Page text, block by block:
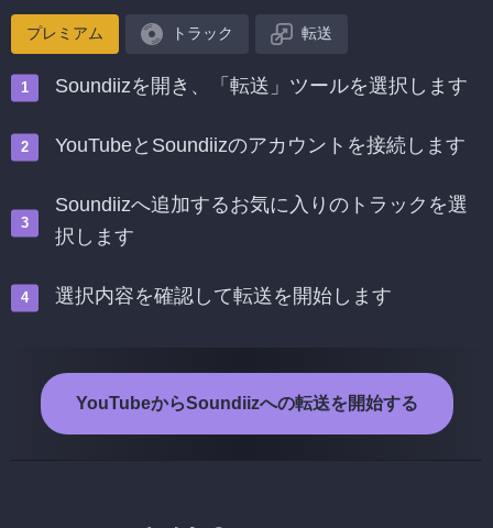
プレミアム トラック 転送
Soundiizを開き、「転送」ツールを選択します
YouTubeとSoundiizのアカウントを接続します
Soundiizへ追加するお気に入りのトラックを選
択します
選択内容を確認して転送を開始します
YouTubeからSoundiizへの転送を開始する